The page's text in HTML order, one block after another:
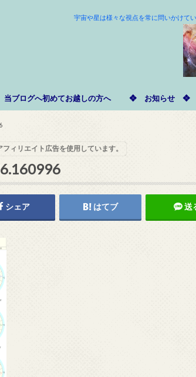
宇宙や星は様々な視点を常に問いかけて
当ブログへ初めてお越しの方へ ❖ お知らせ ❖
ィリエイト広告を使用しています。
シェア はてブ 送